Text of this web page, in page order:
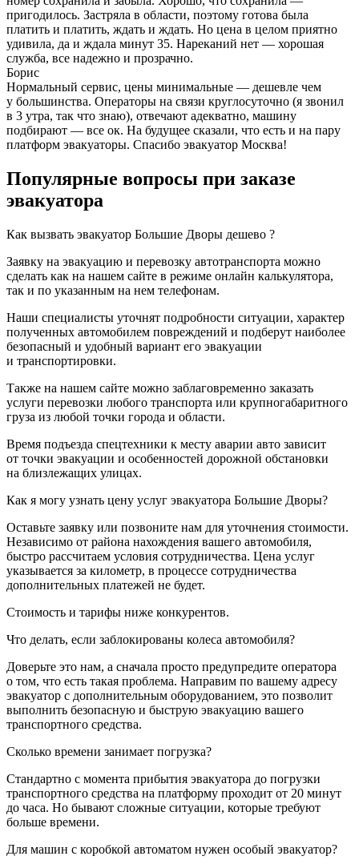
пригодилось. Застряла в области, поэтому готова была
платить и платить, ждать и ждать. Но цена в целом приятно
удивила, да и ждала минут 35. Нареканий нет — хорошая
служба, все надежно и прозрачно.
Борис
Нормальный сервис, цены минимальные — дешевле чем
у большинства. Операторы на связи круглосуточно (я звонил
в 3 утра, так что знаю), отвечают адекватно, машину
подбирают — все ок. На будущее сказали, что есть и на пару
платформ эвакуаторы. Спасибо эвакуатор Москва!
Популярные вопросы при заказе
эвакуатора
Как вызвать эвакуатор Большие Дворы дешево ?
Заявку на эвакуацию и перевозку автотранспорта можно
сделать как на нашем сайте в режиме онлайн калькулятора,
так и по указанным на нем телефонам.
Наши специалисты уточнят подробности ситуации, характер
полученных автомобилем повреждений и подберут наиболее
безопасный и удобный вариант его эвакуации
и транспортировки.
Также на нашем сайте можно заблаговременно заказать
услуги перевозки любого транспорта или крупногабаритного
груза из любой точки города и области.
Время подъезда спецтехники к месту аварии авто зависит
от точки эвакуации и особенностей дорожной обстановки
на близлежащих улицах.
Как я могу узнать цену услуг эвакуатора Большие Дворы?
Оставьте заявку или позвоните нам для уточнения стоимости.
Независимо от района нахождения вашего автомобиля,
быстро рассчитаем условия сотрудничества. Цена услуг
указывается за километр, в процессе сотрудничества
дополнительных платежей не будет.
Стоимость и тарифы ниже конкурентов.
Что делать, если заблокированы колеса автомобиля?
Доверьте это нам, а сначала просто предупредите оператора
о том, что есть такая проблема. Направим по вашему адресу
эвакуатор с дополнительным оборудованием, это позволит
выполнить безопасную и быструю эвакуацию вашего
транспортного средства.
Сколько времени занимает погрузка?
Стандартно с момента прибытия эвакуатора до погрузки
транспортного средства на платформу проходит от 20 минут
до часа. Но бывают сложные ситуации, которые требуют
больше времени.
Для машин с коробкой автоматом нужен особый эвакуатор?